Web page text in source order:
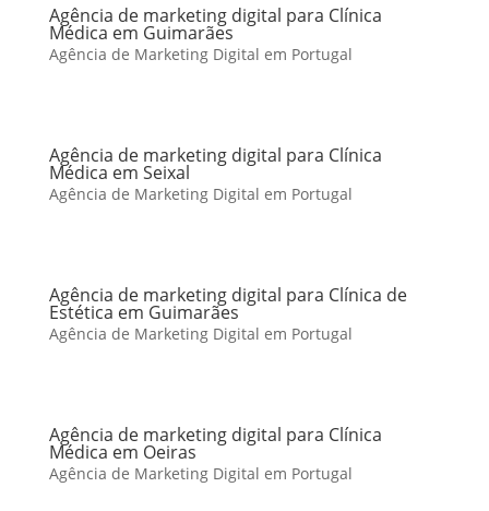
Agência de marketing digital para Clínica
Médica em Guimarães
Agência de Marketing Digital em Portugal
Agência de marketing digital para Clínica
Médica em Seixal
Agência de Marketing Digital em Portugal
Agência de marketing digital para Clínica de
Estética em Guimarães
Agência de Marketing Digital em Portugal
Agência de marketing digital para Clínica
Médica em Oeiras
Agência de Marketing Digital em Portugal